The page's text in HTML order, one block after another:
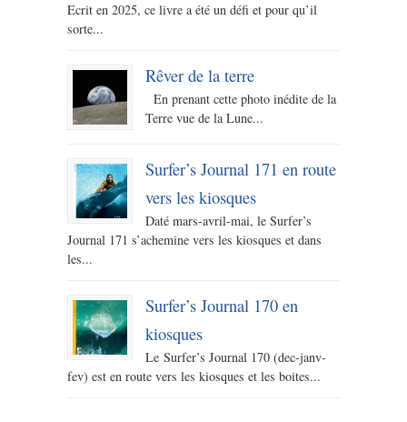
Ecrit en 2025, ce livre a été un défi et pour qu’il
sorte...
Rêver de la terre
En prenant cette photo inédite de la
Terre vue de la Lune...
Surfer’s Journal 171 en route
vers les kiosques
Daté mars-avril-mai, le Surfer’s
Journal 171 s’achemine vers les kiosques et dans
les...
Surfer’s Journal 170 en
kiosques
Le Surfer’s Journal 170 (dec-janv-
fev) est en route vers les kiosques et les boites...